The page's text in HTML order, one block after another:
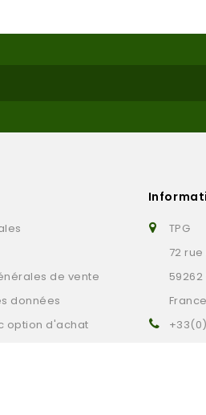
de vente
données
option d'achat
TPG
72
France